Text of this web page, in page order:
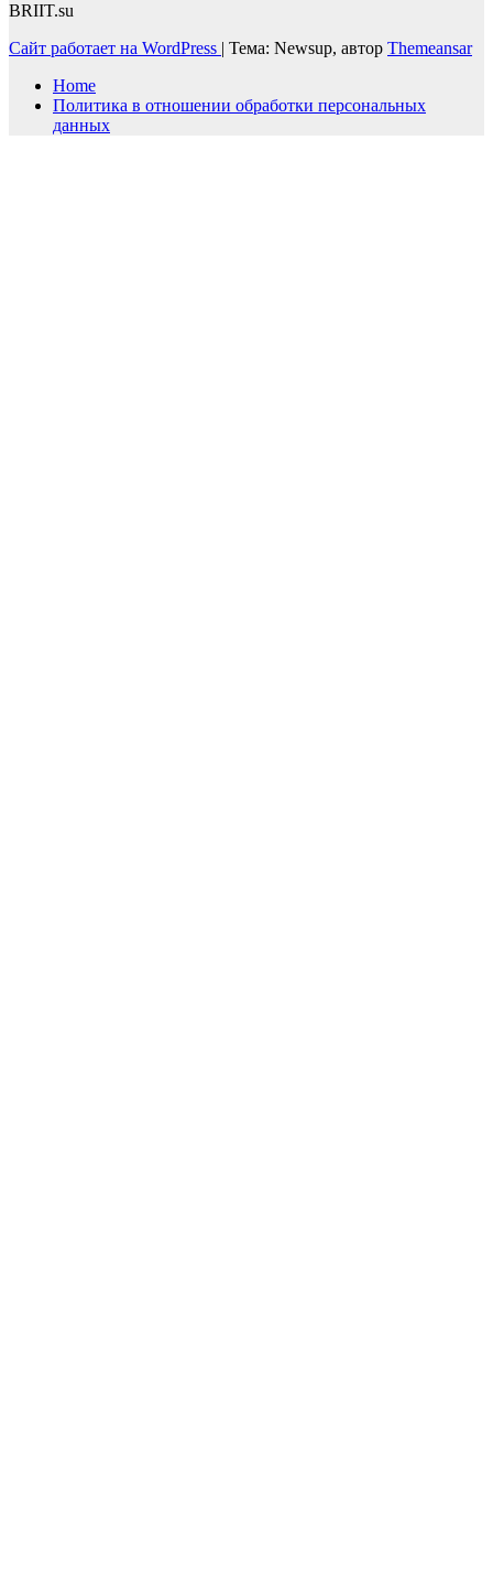
BRIIT.su
Сайт работает на WordPress | Тема: Newsup, автор Themeansar
Home
Политика в отношении обработки персональных
данных